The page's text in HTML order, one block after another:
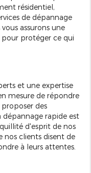
résidentiel,
de dépannage
assurons une
protéger ce qui
et une expertise
mesure de répondre
des
dépannage rapide est
d'esprit de nos
nos clients disent de
à leurs attentes.